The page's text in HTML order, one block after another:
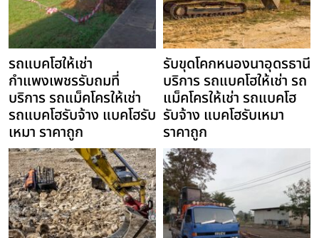
รถแบคโฮให้เช่า
กำแพงเพชรรับถมที่
บริการ รถแม็คโครให้เช่า
รถแบคโฮรับจ้าง แบคโฮรับ
เหมา ราคาถูก
รับขุดโคกหนองนาอุดรธานี
บริการ รถแบคโฮให้เช่า รถ
แม็คโครให้เช่า รถแบคโฮ
รับจ้าง แบคโฮรับเหมา
ราคาถูก